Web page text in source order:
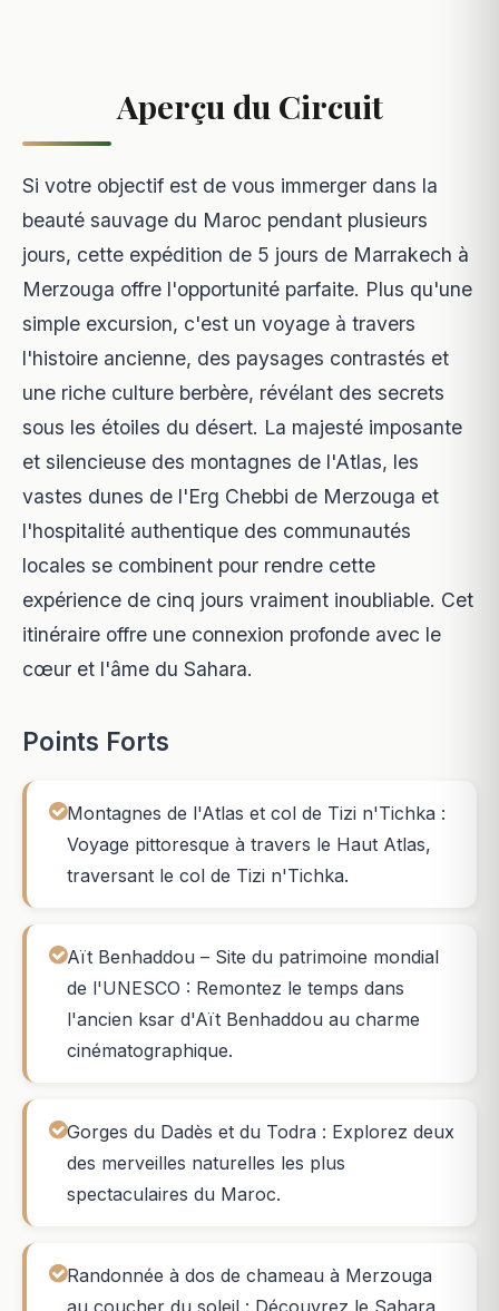
Aperçu du Circuit
Si votre objectif est de vous immerger dans la
beauté sauvage du Maroc pendant plusieurs
jours, cette expédition de 5 jours de Marrakech à
Merzouga offre l'opportunité parfaite. Plus qu'une
simple excursion, c'est un voyage à travers
l'histoire ancienne, des paysages contrastés et
une riche culture berbère, révélant des secrets
sous les étoiles du désert. La majesté imposante
et silencieuse des montagnes de l'Atlas, les
vastes dunes de l'Erg Chebbi de Merzouga et
l'hospitalité authentique des communautés
locales se combinent pour rendre cette
expérience de cinq jours vraiment inoubliable. Cet
itinéraire offre une connexion profonde avec le
cœur et l'âme du Sahara.
Points Forts
Montagnes de l'Atlas et col de Tizi n'Tichka :
Voyage pittoresque à travers le Haut Atlas,
traversant le col de Tizi n'Tichka.
Aït Benhaddou – Site du patrimoine mondial
de l'UNESCO : Remontez le temps dans
l'ancien ksar d'Aït Benhaddou au charme
cinématographique.
Gorges du Dadès et du Todra : Explorez deux
des merveilles naturelles les plus
spectaculaires du Maroc.
Randonnée à dos de chameau à Merzouga
au coucher du soleil : Découvrez le Sahara